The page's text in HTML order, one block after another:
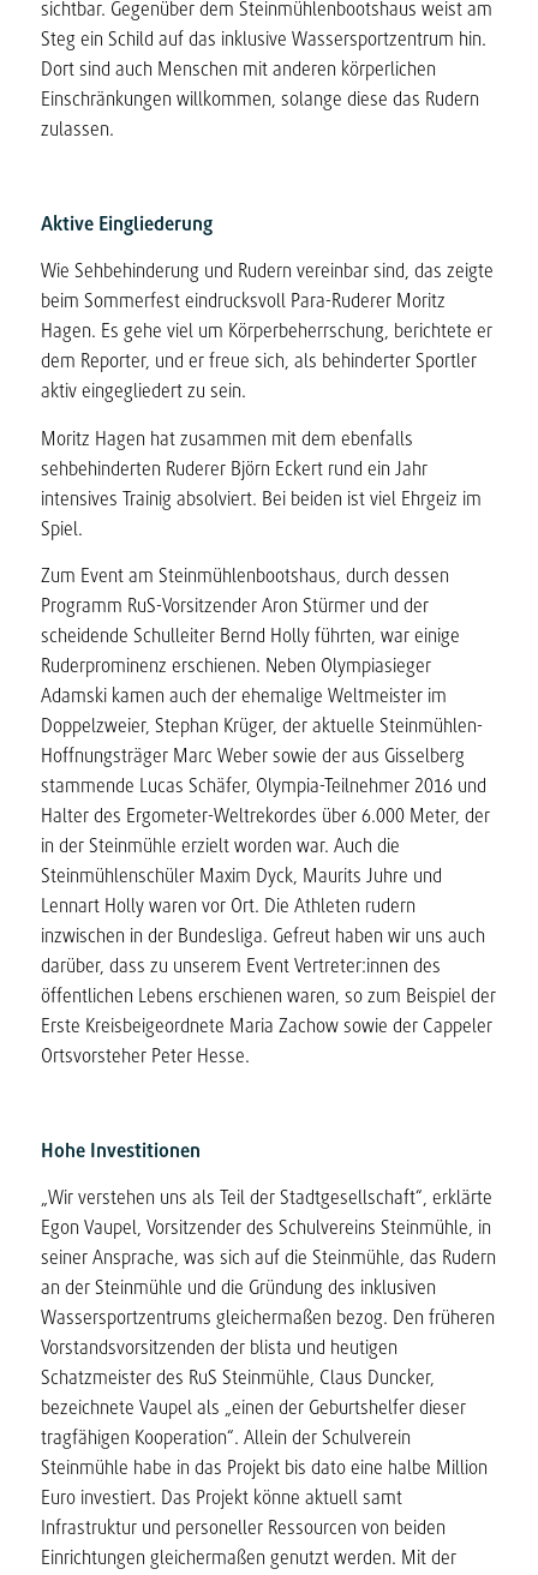
sichtbar. Gegenüber dem Steinmühlenbootshaus weist am
Steg ein Schild auf das inklusive Wassersportzentrum hin.
Dort sind auch Menschen mit anderen körperlichen
Einschränkungen willkommen, solange diese das Rudern
zulassen.
Aktive Eingliederung
Wie Sehbehinderung und Rudern vereinbar sind, das zeigte
beim Sommerfest eindrucksvoll Para-Ruderer Moritz
Hagen. Es gehe viel um Körperbeherrschung, berichtete er
dem Reporter, und er freue sich, als behinderter Sportler
aktiv eingegliedert zu sein.
Moritz Hagen hat zusammen mit dem ebenfalls
sehbehinderten Ruderer Björn Eckert rund ein Jahr
intensives Trainig absolviert. Bei beiden ist viel Ehrgeiz im
Spiel.
Zum Event am Steinmühlenbootshaus, durch dessen
Programm RuS-Vorsitzender Aron Stürmer und der
scheidende Schulleiter Bernd Holly führten, war einige
Ruderprominenz erschienen. Neben Olympiasieger
Adamski kamen auch der ehemalige Weltmeister im
Doppelzweier, Stephan Krüger, der aktuelle Steinmühlen-
Hoffnungsträger Marc Weber sowie der aus Gisselberg
stammende Lucas Schäfer, Olympia-Teilnehmer 2016 und
Halter des Ergometer-Weltrekordes über 6.000 Meter, der
in der Steinmühle erzielt worden war. Auch die
Steinmühlenschüler Maxim Dyck, Maurits Juhre und
Lennart Holly waren vor Ort. Die Athleten rudern
inzwischen in der Bundesliga. Gefreut haben wir uns auch
darüber, dass zu unserem Event Vertreter:innen des
öffentlichen Lebens erschienen waren, so zum Beispiel der
Erste Kreisbeigeordnete Maria Zachow sowie der Cappeler
Ortsvorsteher Peter Hesse.
Hohe Investitionen
„Wir verstehen uns als Teil der Stadtgesellschaft“, erklärte
Egon Vaupel, Vorsitzender des Schulvereins Steinmühle, in
seiner Ansprache, was sich auf die Steinmühle, das Rudern
an der Steinmühle und die Gründung des inklusiven
Wassersportzentrums gleichermaßen bezog. Den früheren
Vorstandsvorsitzenden der blista und heutigen
Schatzmeister des RuS Steinmühle, Claus Duncker,
bezeichnete Vaupel als „einen der Geburtshelfer dieser
tragfähigen Kooperation“. Allein der Schulverein
Steinmühle habe in das Projekt bis dato eine halbe Million
Euro investiert. Das Projekt könne aktuell samt
Infrastruktur und personeller Ressourcen von beiden
Einrichtungen gleichermaßen genutzt werden. Mit der